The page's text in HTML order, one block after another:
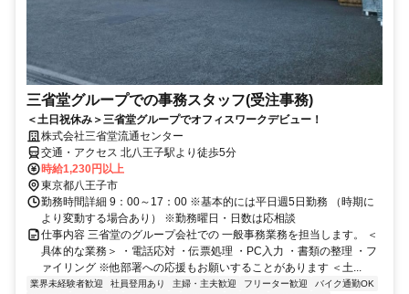
三省堂グループでの事務スタッフ(受注事務)
＜土日祝休み＞三省堂グループでオフィスワークデビュー！
株式会社三省堂流通センター
交通・アクセス 北八王子駅より徒歩5分
時給1,230円以上
東京都八王子市
勤務時間詳細 9：00～17：00 ※基本的には平日週5日勤務 （時期に
より変動する場合あり） ※勤務曜日・日数は応相談
仕事内容 三省堂のグループ会社での 一般事務業務を担当します。 ＜
具体的な業務＞ ・電話応対 ・伝票処理 ・PC入力 ・書類の整理 ・フ
ァイリング ※他部署への応援もお願いすることがあります ＜土...
業界未経験者歓迎 社員登用あり 主婦・主夫歓迎 フリーター歓迎
バイク通勤OK